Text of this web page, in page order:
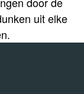
uit elke